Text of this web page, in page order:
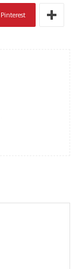
Pinterest